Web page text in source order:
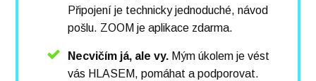
Připojení je technicky jednoduché, návod
pošlu. ZOOM je aplikace zdarma.
Necvičím já, ale vy. Mým úkolem je vést
vás HLASEM, pomáhat a podporovat.